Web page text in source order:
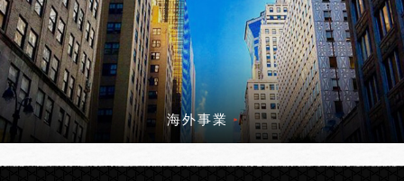
海外事業